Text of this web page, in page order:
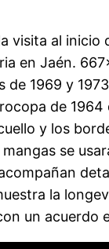
visita al
en Jaén.
de 1969 y
de
y los
se
la
un acuerdo